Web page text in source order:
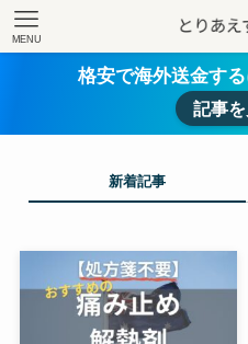
MENU
格安で海外送金す
記事
新着記事